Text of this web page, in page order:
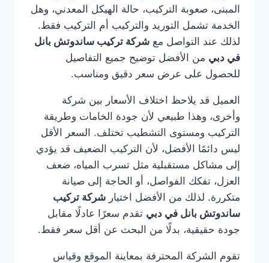
المبنى، صعوبة التركيب، حالة الهيكل المعدني، وهل
الخدمة تشمل التوريد والتركيب أم التركيب فقط.
لذلك عند التواصل مع شركة تركيب ساندوتش بانل
في دبي من الأفضل توضيح جميع التفاصيل
للحصول على عرض سعر دقيق ومناسب.
العميل قد يلاحظ اختلاف الأسعار بين شركة
وأخرى، وهذا طبيعي لأن جودة الخامات وطريقة
التركيب ومستوى التشطيب تختلف. السعر الأقل
ليس دائمًا الأفضل، لأن التركيب الضعيف قد يؤدي
إلى مشاكل مستقبلية مثل تسرب المياه، ضعف
العزل، تفكك الفواصل، أو الحاجة إلى صيانة
متكررة. لذلك من الأفضل اختيار شركة تركيب
ساندوتش بانل في دبي تقدم سعرًا عادلًا مقابل
جودة حقيقية، بدلًا من البحث عن أقل سعر فقط.
تقوم الشركة المحترفة بمعاينة الموقع وقياس